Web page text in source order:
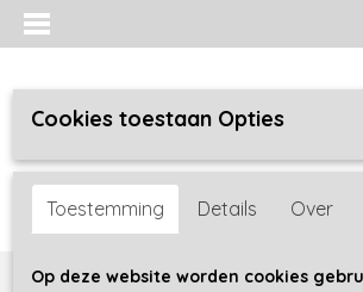
Inloggen Registreren
Home >Meisjes>Shirts / Tunieken / Blouses
Cookies toestaan Opties
Toestemming Details Over
Op deze website worden cookies